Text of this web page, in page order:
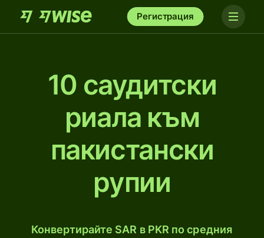
Регистрация
10 саудитски
риала към
пакистански
рупии
Конвертирайте SAR в PKR по средния